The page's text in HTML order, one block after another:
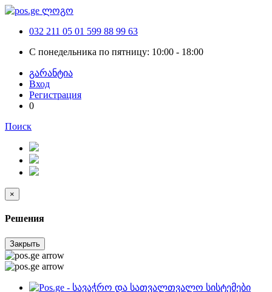
032 211 05 01 599 88 99 63
С понедельника по пятницу: 10:00 - 18:00
გარანტია
Вход
Регистрация
0
Поиск
×
Решения
Закрыть